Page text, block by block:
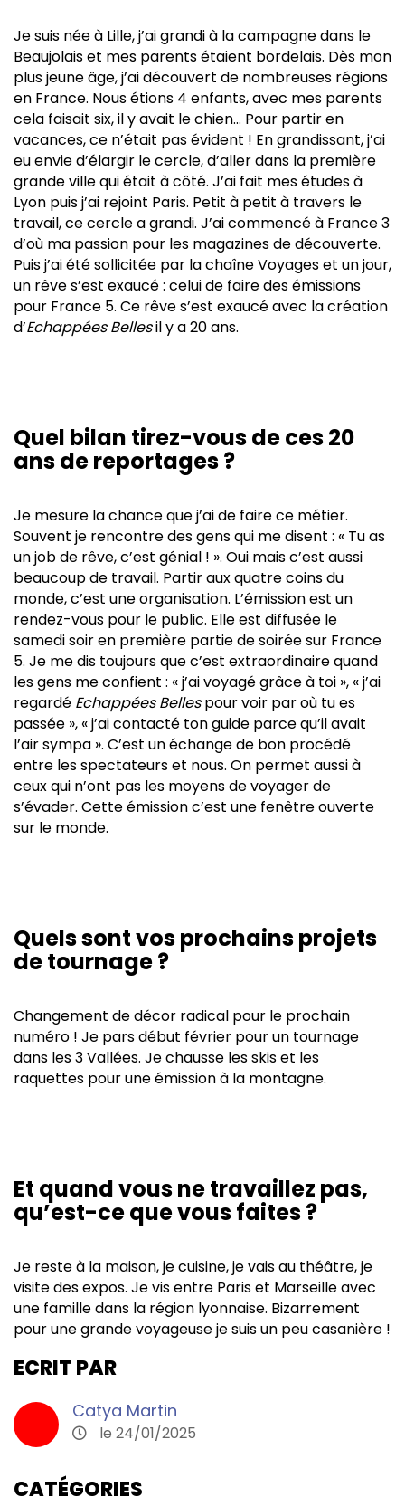
Je suis née à Lille, j’ai grandi à la campagne dans le
Beaujolais et mes parents étaient bordelais. Dès mon
plus jeune âge, j’ai découvert de nombreuses régions
en France. Nous étions 4 enfants, avec mes parents
cela faisait six, il y avait le chien… Pour partir en
vacances, ce n’était pas évident ! En grandissant, j’ai
eu envie d’élargir le cercle, d’aller dans la première
grande ville qui était à côté. J’ai fait mes études à
Lyon puis j’ai rejoint Paris. Petit à petit à travers le
travail, ce cercle a grandi. J’ai commencé à France 3
d’où ma passion pour les magazines de découverte.
Puis j’ai été sollicitée par la chaîne Voyages et un jour,
un rêve s’est exaucé : celui de faire des émissions
pour France 5. Ce rêve s’est exaucé avec la création
d’Echappées Bellesil y a 20 ans.
Quel bilan tirez-vous de ces 20
ans de reportages ?
Je mesure la chance que j’ai de faire ce métier.
Souvent je rencontre des gens qui me disent : « Tu as
un job de rêve, c’est génial ! ». Oui mais c’est aussi
beaucoup de travail. Partir aux quatre coins du
monde, c’est une organisation. L’émission est un
rendez-vous pour le public. Elle est diffusée le
samedi soir en première partie de soirée sur France
5. Je me dis toujours que c’est extraordinaire quand
les gens me confient : « j’ai voyagé grâce à toi », « j’ai
regardé Echappées Bellespour voir par où tu es
passée », « j’ai contacté ton guide parce qu’il avait
l’air sympa ». C’est un échange de bon procédé
entre les spectateurs et nous. On permet aussi à
ceux qui n’ont pas les moyens de voyager de
s’évader. Cette émission c’est une fenêtre ouverte
sur le monde.
Quels sont vos prochains projets
de tournage ?
Changement de décor radical pour le prochain
numéro ! Je pars début février pour un tournage
dans les 3 Vallées. Je chausse les skis et les
raquettes pour une émission à la montagne.
Et quand vous ne travaillez pas,
qu’est-ce que vous faites ?
Je reste à la maison, je cuisine, je vais au théâtre, je
visite des expos. Je vis entre Paris et Marseille avec
une famille dans la région lyonnaise. Bizarrement
pour une grande voyageuse je suis un peu casanière !
ECRIT PAR
Catya Martin
le 24/01/2025
CATÉGORIES